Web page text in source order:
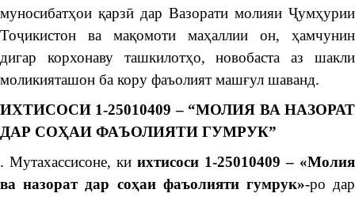
муносибатҳои қарзӣ дар Вазорати молияи Ҷумҳурии
Тоҷикистон ва мақомоти маҳаллии он, ҳамчунин
дигар корхонаву ташкилотҳо, новобаста аз шакли
моликияташон ба кору фаъолият машғул шаванд.
ИХТИСОСИ 1-25010409 – “МОЛИЯ ВА НАЗОРАТ
ДАР СОҲАИ ФАЪОЛИЯТИ ГУМРУК”
. Мутахассисоне, ки ихтисоси 1-25010409 – «Молия
ва назорат дар соҳаи фаъолияти гумрук»-ро дар